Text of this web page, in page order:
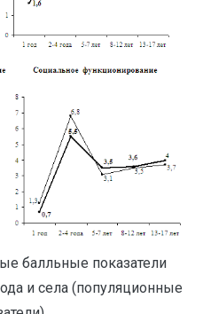
балльные показатели
и села (популяционные